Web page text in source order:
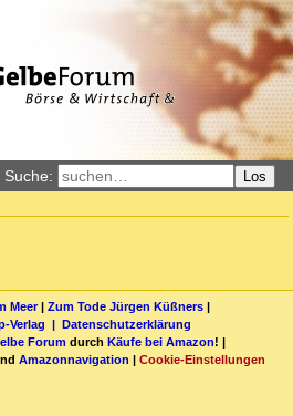
Suche: Los
Meer| Zum Tode Jürgen Küßners |
Verlag | Datenschutzerklärung
Forum durch Käufe bei Amazon! |
Amazonnavigation | Cookie-Einstellungen